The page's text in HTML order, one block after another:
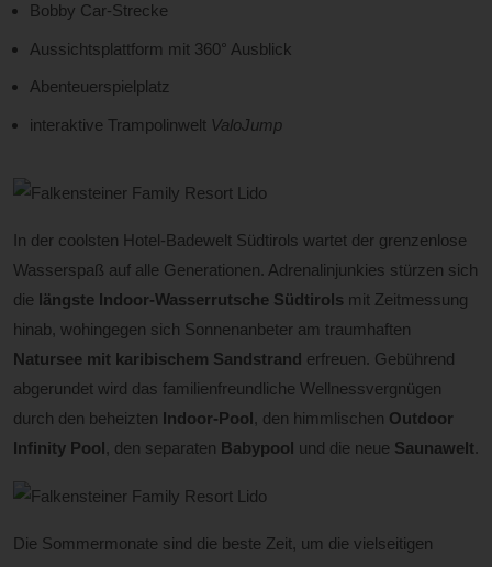
Bobby Car-Strecke
Aussichtsplattform mit 360° Ausblick
Abenteuerspielplatz
interaktive Trampolinwelt ValoJump
In der coolsten Hotel-Badewelt Südtirols wartet der grenzenlose
Wasserspaß auf alle Generationen. Adrenalinjunkies stürzen sich
die längste Indoor-Wasserrutsche Südtirols mit Zeitmessung
hinab, wohingegen sich Sonnenanbeter am traumhaften
Natursee mit karibischem Sandstrand erfreuen. Gebührend
abgerundet wird das familienfreundliche Wellnessvergnügen
durch den beheizten Indoor-Pool, den himmlischen Outdoor
Infinity Pool, den separaten Babypool und die neue Saunawelt.
Die Sommermonate sind die beste Zeit, um die vielseitigen